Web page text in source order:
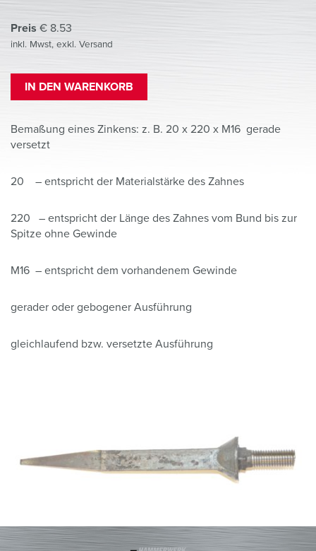
Preis € 8.53
inkl. Mwst, exkl. Versand
IN DEN WARENKORB
Bemaßung eines Zinkens: z. B. 20 x 220 x M16 gerade
versetzt
20 – entspricht der Materialstärke des Zahnes
220 – entspricht der Länge des Zahnes vom Bund bis zur
Spitze ohne Gewinde
M16 – entspricht dem vorhandenem Gewinde
gerader oder gebogener Ausführung
gleichlaufend bzw. versetzte Ausführung